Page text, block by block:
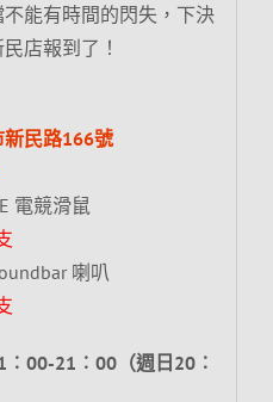
能有時間的閃失，下決
店報到了！
民路166號
電競滑鼠
喇叭
21︰00（週日20︰